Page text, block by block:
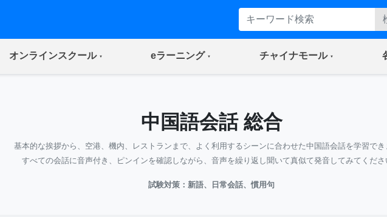
オンラインスクール(current) eラーニング(current) チャイナモール(current)
中国語会話 総合
基本的な挨拶から、空港、機内、レストランまで、よく利用するシーンに合わせた中国語会話を学習でき
すべての会話に音声付き、ピンインを確認しながら、音声を繰り返し聞いて真似て発音してみてくださ
試験対策：新語、日常会話、慣用句